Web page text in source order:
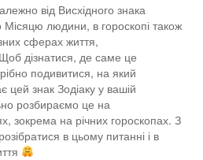
від Висхідного знака
Місяцю людини, в гороскопі також
сферах життя,
дізнатися, де саме це
подивитися, на який
цей знак Зодіаку у вашій
розбираємо це на
зокрема на річних гороскопах. З
в цьому питанні і в